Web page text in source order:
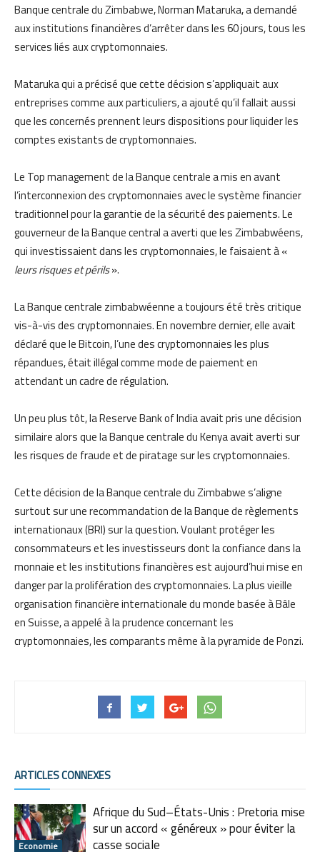
Banque centrale du Zimbabwe, Norman Mataruka, a demandé
aux institutions financières d’arrêter dans les 60 jours, tous les
services liés aux cryptomonnaies.
Mataruka qui a précisé que cette décision s’appliquait aux
entreprises comme aux particuliers, a ajouté qu’il fallait aussi
que les concernés prennent leurs dispositions pour liquider les
comptes existants de cryptomonnaies.
Le Top management de la Banque centrale a mis en avant
l’interconnexion des cryptomonnaies avec le système financier
traditionnel pour la garantie de la sécurité des paiements. Le
gouverneur de la Banque central a averti que les Zimbabwéens,
qui investissaient dans les cryptomonnaies, le faisaient à «
leurs risques et périls».
La Banque centrale zimbabwéenne a toujours été très critique
vis-à-vis des cryptomonnaies. En novembre dernier, elle avait
déclaré que le Bitcoin, l’une des cryptomonnaies les plus
répandues, était illégal comme mode de paiement en
attendant un cadre de régulation.
Un peu plus tôt, la Reserve Bank of India avait pris une décision
similaire alors que la Banque centrale du Kenya avait averti sur
les risques de fraude et de piratage sur les cryptomonnaies.
Cette décision de la Banque centrale du Zimbabwe s’aligne
surtout sur une recommandation de la Banque de règlements
internationaux (BRI) sur la question. Voulant protéger les
consommateurs et les investisseurs dont la confiance dans la
monnaie et les institutions financières est aujourd’hui mise en
danger par la prolifération des cryptomonnaies. La plus vieille
organisation financière internationale du monde basée à Bâle
en Suisse, a appelé à la prudence concernant les
cryptomonnaies, les comparants même à la pyramide de Ponzi.
ARTICLES CONNEXES
Economie
Afrique du Sud–États-Unis : Pretoria mise
sur un accord « généreux » pour éviter la
casse sociale